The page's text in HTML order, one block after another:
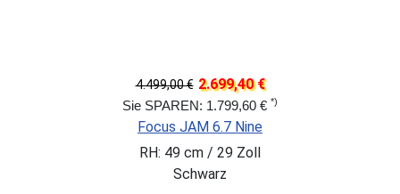
4.499,00 € 2.699,40 €
Sie SPAREN: 1.799,60 € *)
Focus JAM 6.7 Nine
RH: 49 cm / 29 Zoll
Schwarz